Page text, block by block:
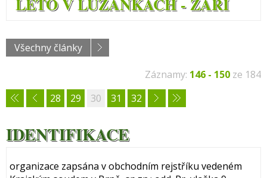
Všechny články
Záznamy: 146 - 150 ze 184
28
29 30 31 32
IDENTIFIKACE
organizace zapsána v obchodním rejstříku vedeném